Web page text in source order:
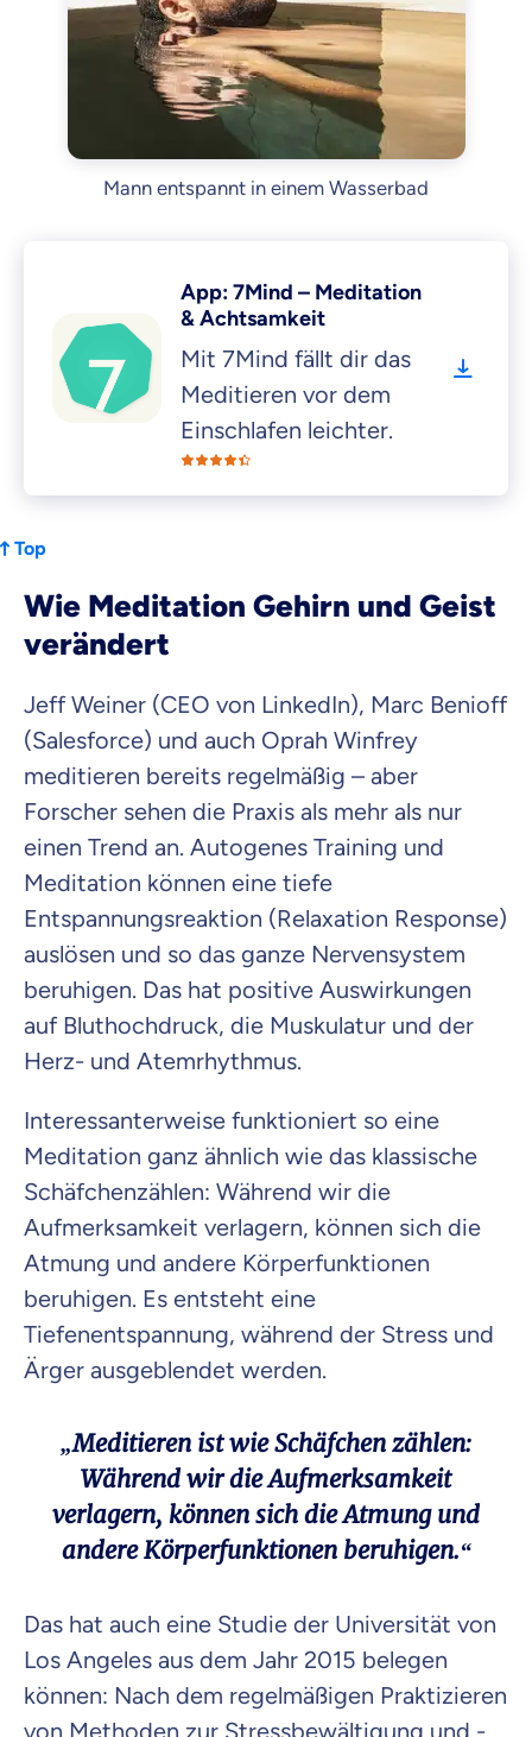
Mann entspannt in einem Wasserbad
App: 7Mind – Meditation
& Achtsamkeit
Mit 7Mind fällt dir das
Meditieren vor dem
Einschlafen leichter.
Top
Wie Meditation Gehirn und Geist
verändert
Jeff Weiner (CEO von LinkedIn), Marc Benioff
(Salesforce) und auch Oprah Winfrey
meditieren bereits regelmäßig – aber
Forscher sehen die Praxis als mehr als nur
einen Trend an. Autogenes Training und
Meditation können eine tiefe
Entspannungsreaktion (Relaxation Response)
auslösen und so das ganze Nervensystem
beruhigen. Das hat positive Auswirkungen
auf Bluthochdruck, die Muskulatur und der
Herz- und Atemrhythmus.
Interessanterweise funktioniert so eine
Meditation ganz ähnlich wie das klassische
Schäfchenzählen: Während wir die
Aufmerksamkeit verlagern, können sich die
Atmung und andere Körperfunktionen
beruhigen. Es entsteht eine
Tiefenentspannung, während der Stress und
Ärger ausgeblendet werden.
„Meditieren ist wie Schäfchen zählen:
Während wir die Aufmerksamkeit
verlagern, können sich die Atmung und
andere Körperfunktionen beruhigen.“
Das hat auch eine Studie der Universität von
Los Angeles aus dem Jahr 2015 belegen
können: Nach dem regelmäßigen Praktizieren
von Methoden zur Stressbewältigung und -